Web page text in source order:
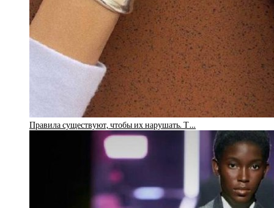
Правила существуют, чтобы их нарушать. Т…